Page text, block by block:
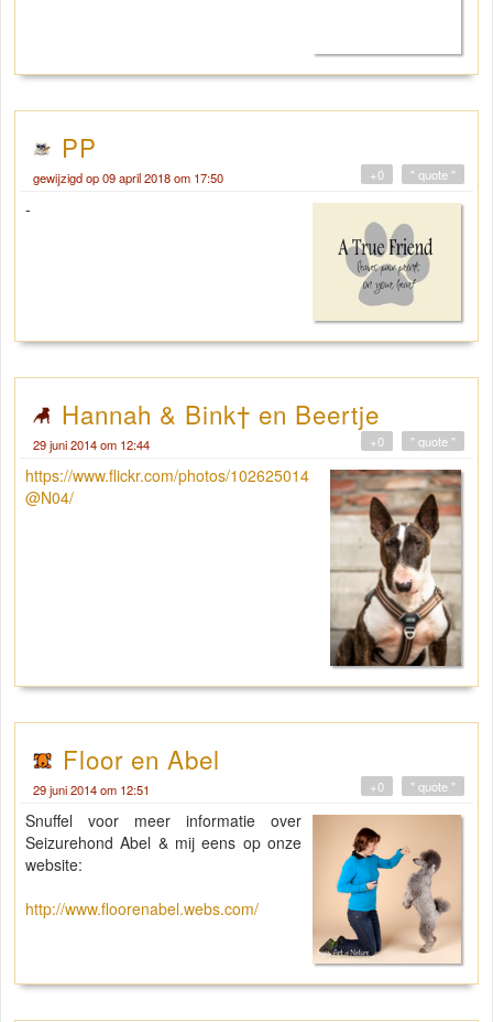
PP
gewijzigd op 09 april 2018 om 17:50 " quote "
+0
-
Hannah & Bink† en Beertje
29 juni 2014 om 12:44 " quote "
+0
https://www.flickr.com/photos/102625014
@N04/
Floor en Abel
29 juni 2014 om 12:51 " quote "
+0
Snuffel voor meer informatie over
Seizurehond Abel & mij eens op onze
website:
http://www.floorenabel.webs.com/